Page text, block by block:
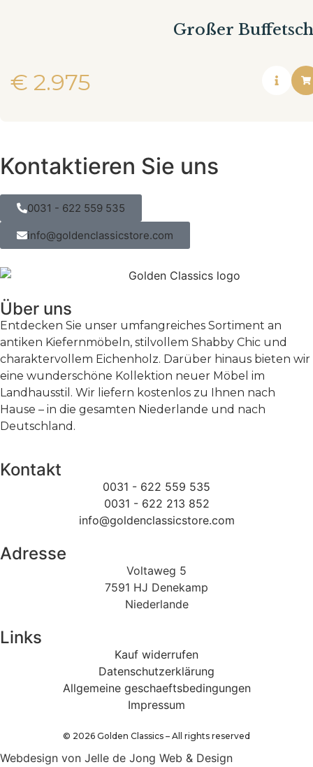
Großer
€ 2.975
Kontaktieren Sie uns
0031 - 622 559 535
info@goldenclassicstore.com
Über uns
Entdecken Sie unser umfangreiches Sortiment an
antiken Kiefernmöbeln, stilvollem Shabby Chic und
charaktervollem Eichenholz. Darüber hinaus bieten wir
eine wunderschöne Kollektion neuer Möbel im
Landhausstil. Wir liefern kostenlos zu Ihnen nach
Hause – in die gesamten Niederlande und nach
Deutschland.
Kontakt
0031 - 622 559 535
0031 - 622 213 852
info@goldenclassicstore.com
Adresse
Voltaweg 5
7591 HJ Denekamp
Niederlande
Links
Kauf widerrufen
Datenschutzerklärung
Allgemeine geschaeftsbedingungen
Impressum
© 2026 Golden Classics – All rights reserved
Webdesign von Jelle de Jong Web & Design